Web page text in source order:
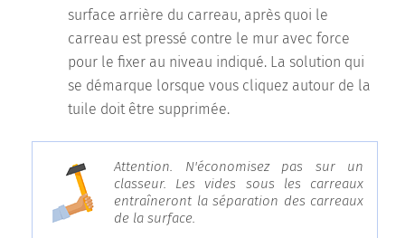
surface arrière du carreau, après quoi le
carreau est pressé contre le mur avec force
pour le fixer au niveau indiqué. La solution qui
se démarque lorsque vous cliquez autour de la
tuile doit être supprimée.
Attention. N'économisez pas sur un
classeur. Les vides sous les carreaux
entraîneront la séparation des carreaux
de la surface.